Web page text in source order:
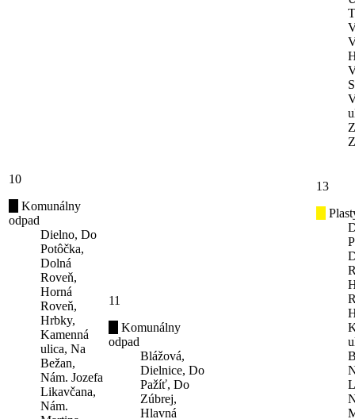
10
Komunálny
odpad
Dielno, Do
Potôčka,
Dolná
Roveň,
Horná
Roveň,
Hrbky,
Kamenná
ulica, Na
Bežan,
Nám. Jozefa
Likavčana,
Nám.
11
Komunálny
odpad
Blážová,
Dielnice, Do
Pažíť, Do
Zúbrej,
Hlavná
13